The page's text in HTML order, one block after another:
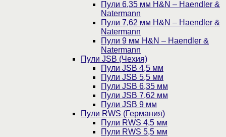
Пули 6,35 мм H&N – Haendler &
Natermann
Пули 7,62 мм H&N – Haendler &
Natermann
Пули 9 мм H&N – Haendler &
Natermann
Пули JSB (Чехия)
Пули JSB 4,5 мм
Пули JSB 5,5 мм
Пули JSB 6,35 мм
Пули JSB 7,62 мм
Пули JSB 9 мм
Пули RWS (Германия)
Пули RWS 4,5 мм
Пули RWS 5,5 мм